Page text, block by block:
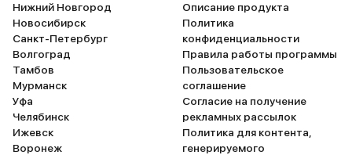
Нижний Новгород
Новосибирск
Санкт-Петербург
Волгоград
Тамбов
Мурманск
Уфа
Челябинск
Ижевск
Воронеж
Описание продукта
Политика
конфиденциальности
Правила работы программы
Пользовательское
соглашение
Согласие на получение
рекламных рассылок
Политика для контента,
генерируемого